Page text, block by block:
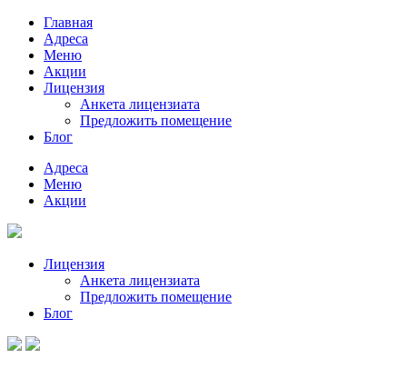
Главная
Адреса
Меню
Акции
Лицензия
Анкета лицензиата
Предложить помещение
Блог
Адреса
Меню
Акции
Лицензия
Анкета лицензиата
Предложить помещение
Блог